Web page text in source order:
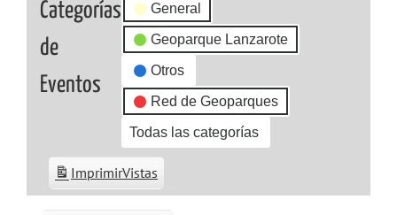
Categorías
de
Eventos
General
Geoparque Lanzarote
Otros
Red de Geoparques
Todas las categorías
ImprimirVistas